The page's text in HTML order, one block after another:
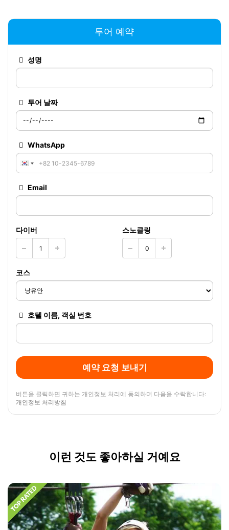
투어 예약
성명
투어 날짜
WhatsApp
Email
다이버 스노클링
코스
호텔 이름, 객실 번호
예약 요청 보내기
버튼을 클릭하면 귀하는 개인정보 처리에 동의하며 다음을 수락합니다:
개인정보 처리방침
이런 것도 좋아하실 거예요